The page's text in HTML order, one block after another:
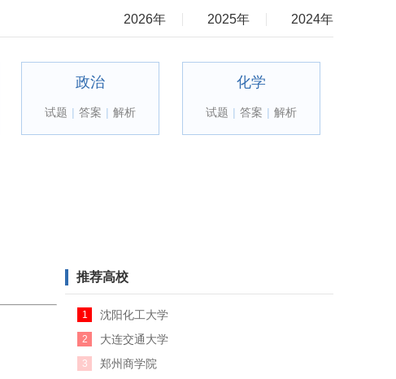
2026年 2025年 2024年
政治
试题 | 答案 | 解析
化学
试题 | 答案 | 解析
推荐高校
1 沈阳化工大学
2 大连交通大学
3 郑州商学院